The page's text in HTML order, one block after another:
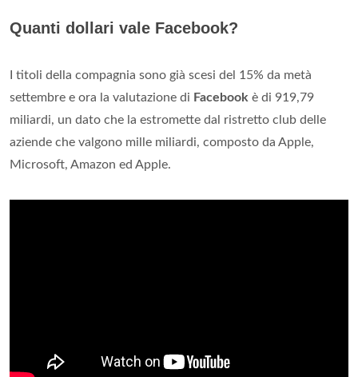
Quanti dollari vale Facebook?
I titoli della compagnia sono già scesi del 15% da metà
settembre e ora la valutazione di Facebook è di 919,79
miliardi, un dato che la estromette dal ristretto club delle
aziende che valgono mille miliardi, composto da Apple,
Microsoft, Amazon ed Apple.